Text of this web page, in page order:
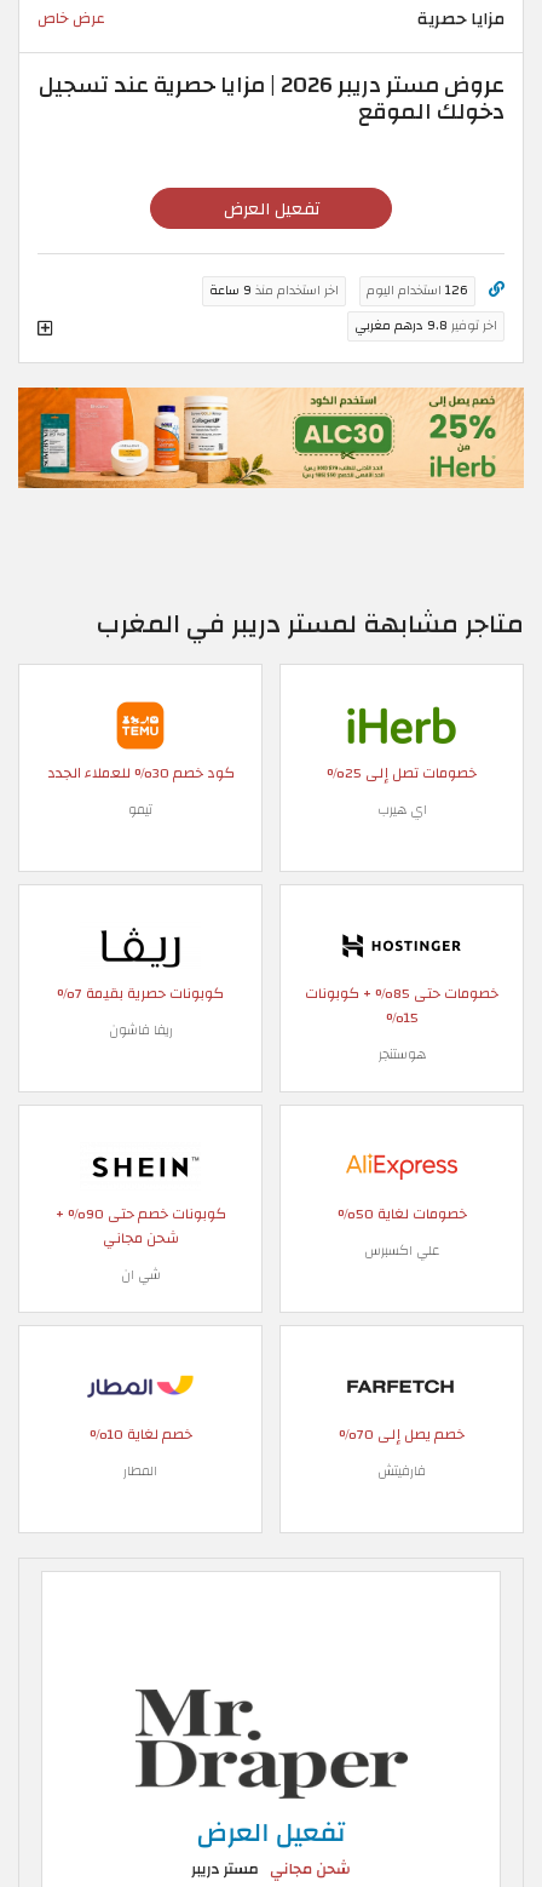
مزايا حصرية عرض خاص
عروض مستر دريبر 2026 | مزايا حصرية عند تسجيل
دخولك الموقع
تفعيل العرض
126 استخدام اليوم اخر استخدام منذ 9 ساعة
اخر توفير 9.8 درهم مغربي
متاجر مشابهة لمستر دريبر في المغرب
خصومات تصل إلى 25%
اي هيرب
كود خصم 30% للعملاء الجدد
تيمو
خصومات حتى 85% + كوبونات
15%
هوستنجر
كوبونات حصرية بقيمة 7%
ريفا فاشون
خصومات لغاية 50%
علي اكسبرس
كوبونات خصم حتى 90% +
شحن مجاني
شي ان
خصم يصل إلى 70%
فارفيتش
خصم لغاية 10%
المطار